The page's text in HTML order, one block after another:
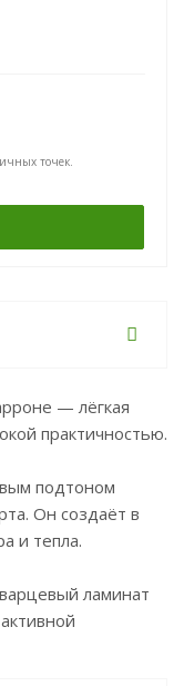
точек.
— лёгкая
практичностью.
подтоном
Он создаёт в
и тепла.
ламинат